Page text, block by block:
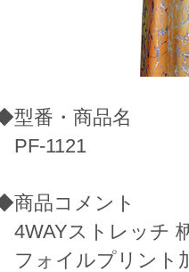
型番・商品名
PF-1121
商品コメント
4WAYストレッチ
フォイルプリント